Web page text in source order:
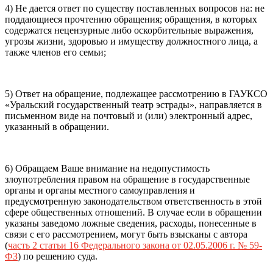
4) Не дается ответ по существу поставленных вопросов на: не
поддающиеся прочтению обращения; обращения, в которых
содержатся нецензурные либо оскорбительные выражения,
угрозы жизни, здоровью и имуществу должностного лица, а
также членов его семьи;
5) Ответ на обращение, подлежащее рассмотрению в ГАУКСО
«Уральский государственный театр эстрады», направляется в
письменном виде на почтовый и (или) электронный адрес,
указанный в обращении.
6) Обращаем Ваше внимание на недопустимость
злоупотребления правом на обращение в государственные
органы и органы местного самоуправления и
предусмотренную законодательством ответственность в этой
сфере общественных отношений. В случае если в обращении
указаны заведомо ложные сведения, расходы, понесенные в
связи с его рассмотрением, могут быть взысканы с автора
(часть 2 статьи 16 Федерального закона от 02.05.2006 г. № 59-
ФЗ) по решению суда.